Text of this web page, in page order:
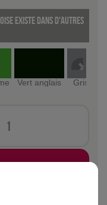
existe dans d'autres
Vert anglais Gris